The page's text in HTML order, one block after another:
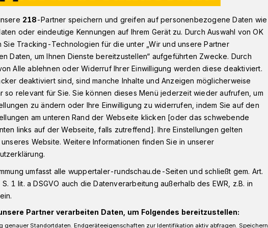
- Oberbarmen Fahndung in Wuppertal nach Fahrer eines blauen Golfs
Fahrer eines
Polizei sucht den Fahrer eines blauen
(6. November 2024) gegen 19:30 Uhr
Unfall verursachte und anschließend mit
218-Partner speichern und greifen auf personenbezogene Daten wie
oder eindeutige Kennungen auf Ihrem Gerät zu. Durch Auswahl von OK
Sie Tracking-Technologien für die unter „Wir und unsere Partner
Daten, um Ihnen Dienste bereitzustellen“ aufgeführten Zwecke. Durch
Alle ablehnen oder Widerruf Ihrer Einwilligung werden diese deaktiviert.
deaktiviert sind, sind manche Inhalte und Anzeigen möglicherweise
so relevant für Sie. Sie können dieses Menü jederzeit wieder aufrufen, um
zu ändern oder Ihre Einwilligung zu widerrufen, indem Sie auf den
am unteren Rand der Webseite klicken [oder das schwebende
links auf der Webseite, falls zutreffend]. Ihre Einstellungen gelten
Website. Weitere Informationen finden Sie in unserer
umfasst alle wuppertaler-rundschau.de-Seiten und schließt gem. Art.
1 lit. a DSGVO auch die Datenverarbeitung außerhalb des EWR, z.B. in
Partner verarbeiten Daten, um Folgendes bereitzustellen:
genauer Standortdaten. Endgeräteeigenschaften zur Identifikation aktiv abfragen. Speichern